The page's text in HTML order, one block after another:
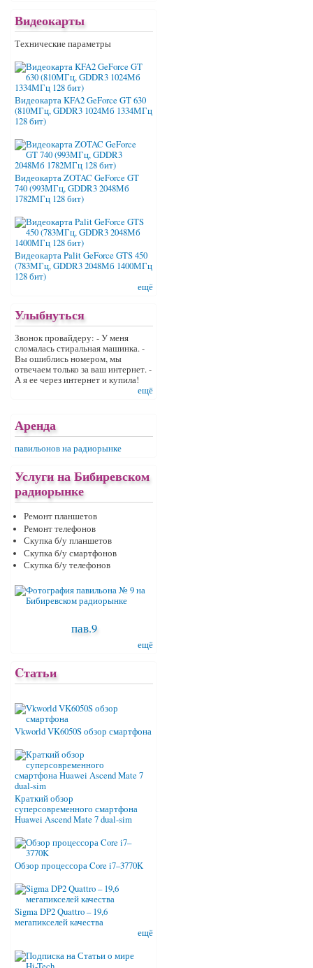
Видеокарты
Технические параметры
Видеокарта KFA2 GeForce GT 630
(810МГц, GDDR3 1024Мб 1334МГц
128 бит)
Видеокарта ZOTAC GeForce GT
740 (993МГц, GDDR3 2048Мб
1782МГц 128 бит)
Видеокарта Palit GeForce GTS 450
(783МГц, GDDR3 2048Мб 1400МГц
128 бит)
ещё
Улыбнуться
Звонок провайдеру: - У меня
сломалась стиральная машинка. -
Вы ошиблись номером, мы
отвечаем только за ваш интернет. -
А я ее через интернет и купила!
ещё
Аренда
павильонов на радиорынке
Услуги на Бибиревском
радиорынке
Ремонт планшетов
Ремонт телефонов
Скупка б/у планшетов
Скупка б/у смартфонов
Скупка б/у телефонов
пав.9
ещё
Cтатьи
Vkworld VK6050S обзор смартфона
Краткий обзор
суперсовременного смартфона
Huawei Ascend Mate 7 dual-sim
Обзор процессора Core i7–3770K
Sigma DP2 Quattro – 19,6
мегапикселей качества
ещё